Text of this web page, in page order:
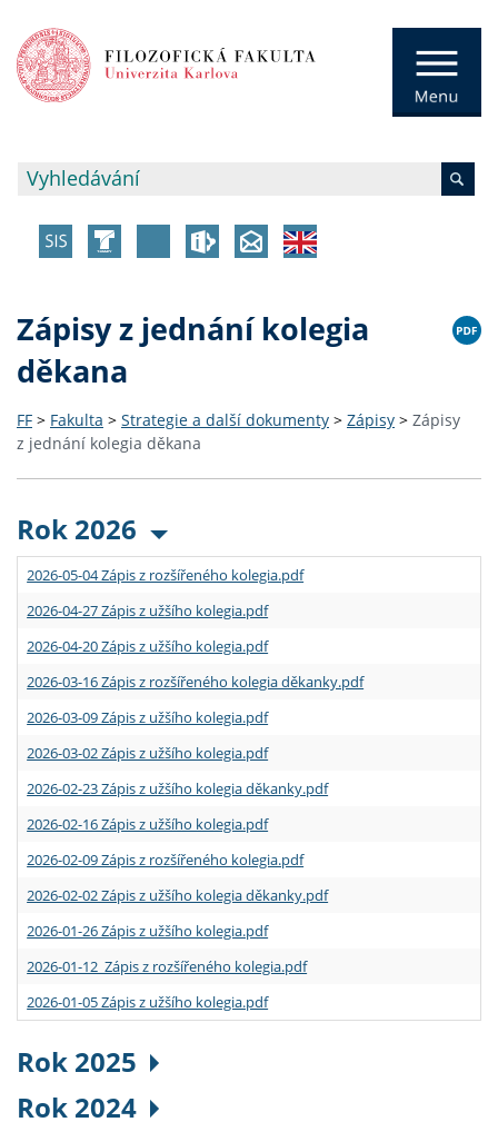
Zápisy z jednání kolegia
děkana
FF > Fakulta > Strategie a další dokumenty > Zápisy > Zápisy
z jednání kolegia děkana
Rok 2026
2026-05-04 Zápis z rozšířeného kolegia.pdf
2026-04-27 Zápis z užšího kolegia.pdf
2026-04-20 Zápis z užšího kolegia.pdf
2026-03-16 Zápis z rozšířeného kolegia děkanky.pdf
2026-03-09 Zápis z užšího kolegia.pdf
2026-03-02 Zápis z užšího kolegia.pdf
2026-02-23 Zápis z užšího kolegia děkanky.pdf
2026-02-16 Zápis z užšího kolegia.pdf
2026-02-09 Zápis z rozšířeného kolegia.pdf
2026-02-02 Zápis z užšího kolegia děkanky.pdf
2026-01-26 Zápis z užšího kolegia.pdf
2026-01-12 Zápis z rozšířeného kolegia.pdf
2026-01-05 Zápis z užšího kolegia.pdf
Rok 2025
Rok 2024